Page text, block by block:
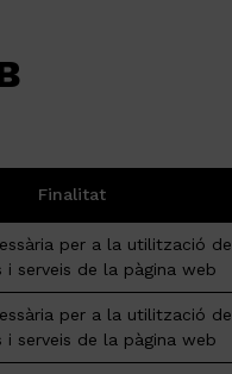
Finalitat
per a la utilització de
i serveis de la pàgina web
per a la utilització de
i serveis de la pàgina web